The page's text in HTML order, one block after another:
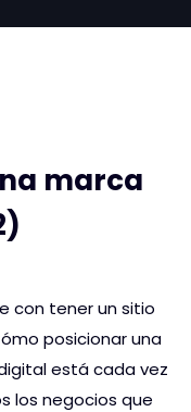
marca
con tener un sitio
posicionar una
está cada vez
los negocios que